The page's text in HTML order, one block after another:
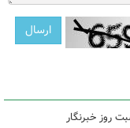
روز خبرنگار